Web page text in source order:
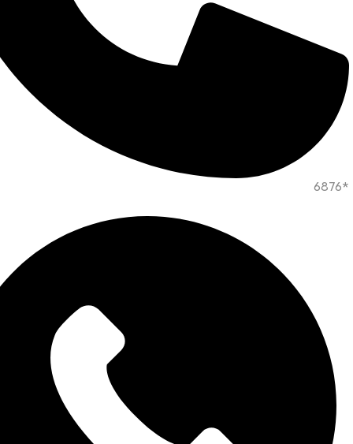
*6876